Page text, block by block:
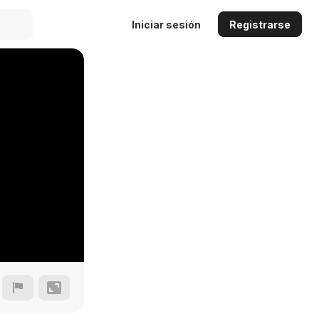
Iniciar sesión Registrarse